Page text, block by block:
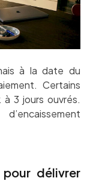
à la date du
Certains
3 jours ouvrés.
délivrer